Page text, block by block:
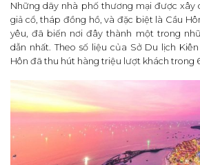
Những dãy nhà phố thương mại được xây
giả cổ, tháp đồng hồ, và đặc biệt là Cầu
yêu, đã biến nơi đây thành một trong
dẫn nhất. Theo số liệu của Sở Du lịch
Hôn đã thu hút hàng triệu lượt khách trong